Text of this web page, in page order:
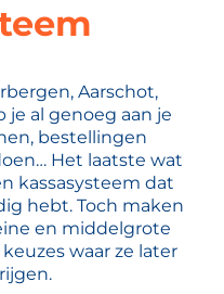
Aarschot,
je al genoeg aan je
bestellingen
Het laatste wat
kassasysteem dat
hebt. Toch maken
en middelgrote
waar ze later